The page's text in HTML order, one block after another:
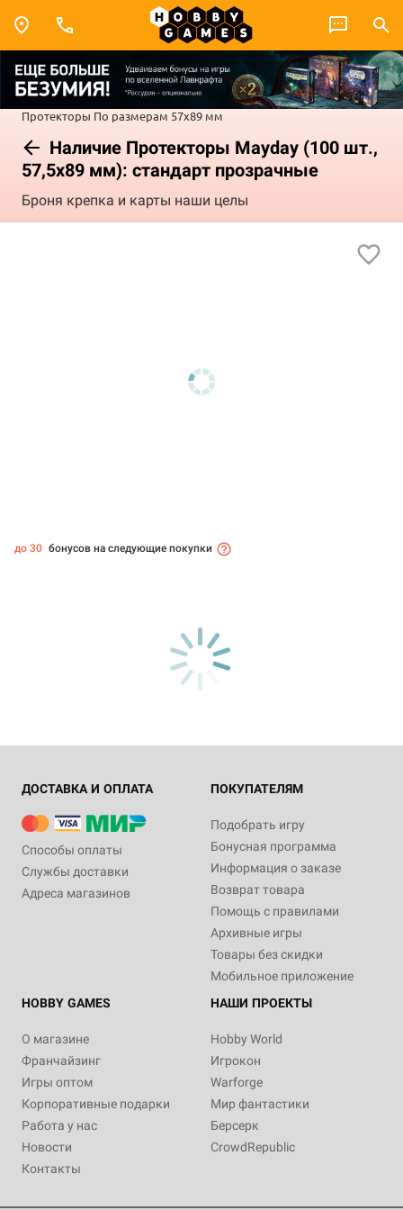
Протекторы По размерам 57x89 мм
Наличие Протекторы Mayday (100 шт.,
57,5x89 мм): стандарт прозрачные
Броня крепка и карты наши целы
до 30 бонусов на следующие покупки
ДОСТАВКА И ОПЛАТА
Способы оплаты
Службы доставки
Адреса магазинов
ПОКУПАТЕЛЯМ
Подобрать игру
Бонусная программа
Информация о заказе
Возврат товара
Помощь с правилами
Архивные игры
Товары без скидки
Мобильное приложение
HOBBY GAMES
О магазине
Франчайзинг
Игры оптом
Корпоративные подарки
Работа у нас
Новости
Контакты
НАШИ ПРОЕКТЫ
Hobby World
Игрокон
Warforge
Мир фантастики
Берсерк
CrowdRepublic